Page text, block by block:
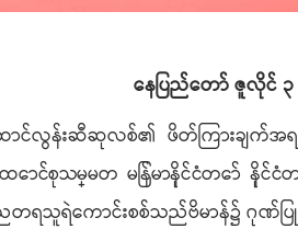
နေပြည်တော်ဇူလိုင် ၃
ာင်လွန်းဆီဆုလစ်၏ ဖိတ်ကြားချက်အရ
ောင်စုသမ္မတ မြန်မာနိုင်ငံတော် နိုင်
ကောင်းစစ်သည်ဗိမာန်၌ ဂုဏ်ပြုပ